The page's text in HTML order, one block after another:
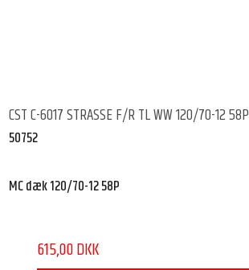
CST C-6017 STRASSE F/R TL WW 120/70-12 58P
50752
MC dæk 120/70-12 58P
615,00 DKK